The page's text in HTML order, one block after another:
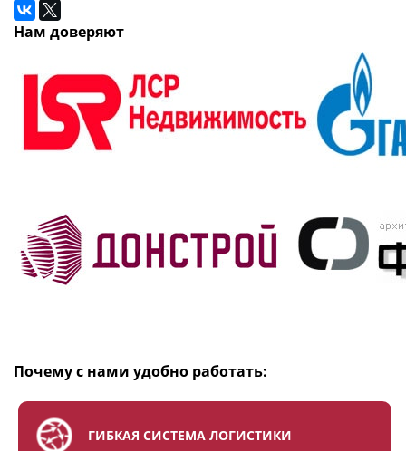
Нам доверяют
Почему с нами удобно работать:
ГИБКАЯ СИСТЕМА ЛОГИСТИКИ